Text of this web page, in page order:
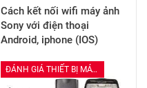
Cách kết nối wifi máy ảnh
Sony với điện thoại
Android, iphone (IOS)
ĐÁNH GIÁ THIẾT BỊ MÁY ẢNH